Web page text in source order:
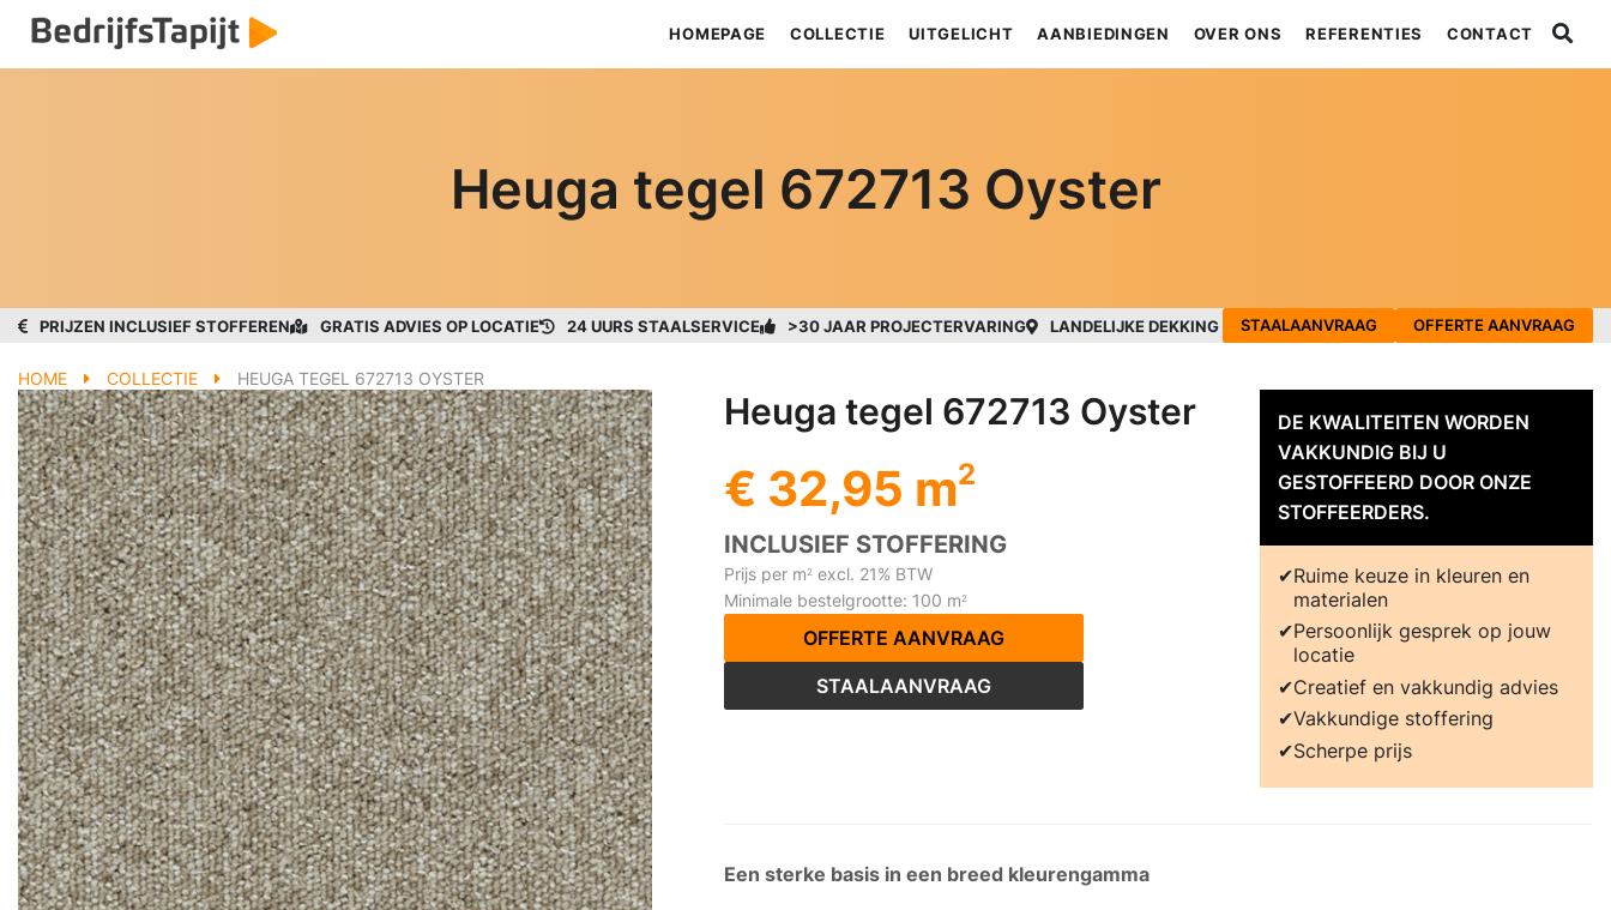
HOMEPAGE COLLECTIE UITGELICHT AANBIEDINGEN OVER ONS REFERENTIES CONTACT
Heuga tegel 672713 Oyster
PRIJZEN INCLUSIEF STOFFEREN GRATIS ADVIES OP LOCATIE 24 UURS STAALSERVICE >30 JAAR PROJECTERVARING LANDELIJKE DEKKING STAALAANVRAAG OFFERTE AANVRAAG
HOME COLLECTIE HEUGA TEGEL 672713 OYSTER
Heuga tegel 672713 Oyster
€ 32,95 m2
INCLUSIEF STOFFERING
Prijs per m2 excl. 21% BTW
Minimale bestelgrootte: 100 m2
OFFERTE AANVRAAG
STAALAANVRAAG
DE KWALITEITEN WORDEN
VAKKUNDIG BIJ U
GESTOFFEERD DOOR ONZE
STOFFEERDERS.
Ruime keuze in kleuren en
materialen
Persoonlijk gesprek op jouw
locatie
Creatief en vakkundig advies
Vakkundige stoffering
Scherpe prijs
Een sterke basis in een breed kleurengamma